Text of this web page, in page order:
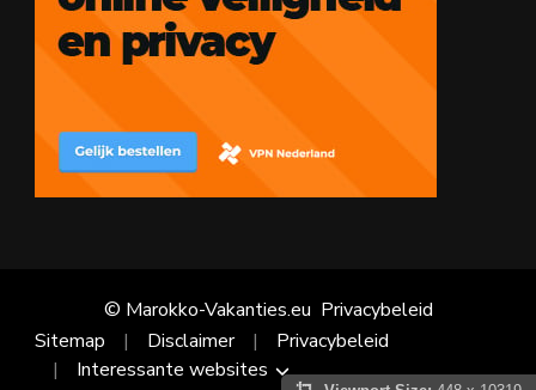
© Marokko-Vakanties.eu Privacybeleid
Sitemap
Disclaimer
Privacybeleid
Interessante websites